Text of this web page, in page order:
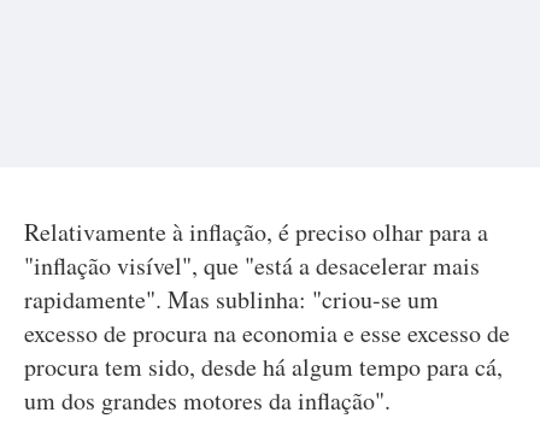
Relativamente à inflação, é preciso olhar para a
"inflação visível", que "está a desacelerar mais
rapidamente". Mas sublinha: "criou-se um
excesso de procura na economia e esse excesso de
procura tem sido, desde há algum tempo para cá,
um dos grandes motores da inflação".